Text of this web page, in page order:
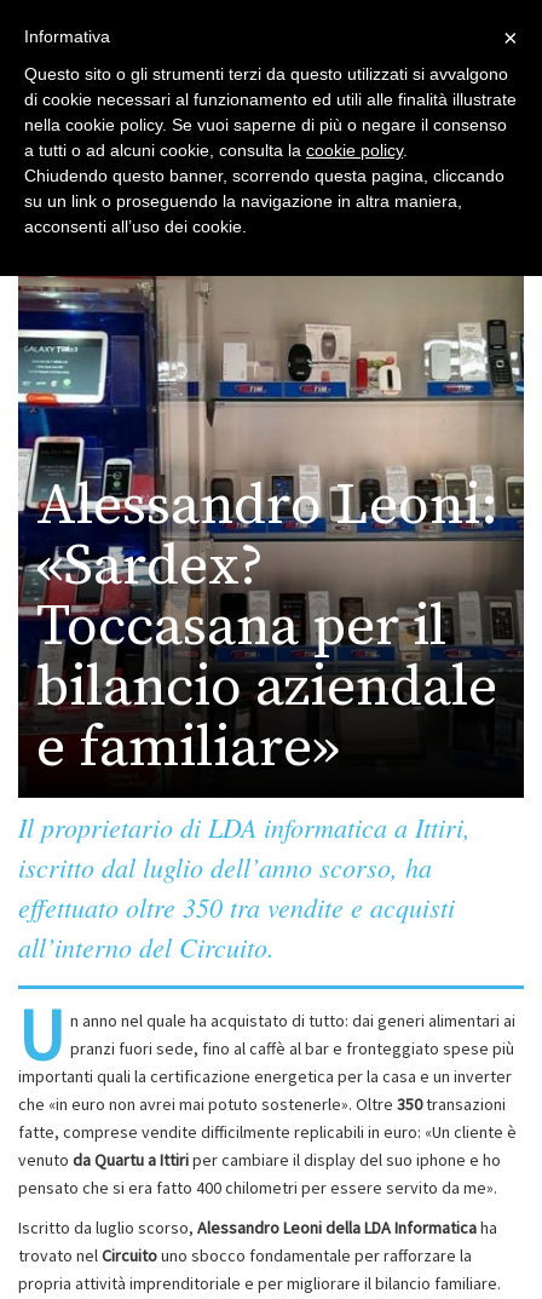
Toggle
Toggle
navigation
Alessandro Leoni:
«Sardex?
Toccasana per il
bilancio aziendale
e familiare»
Il proprietario di LDA informatica a Ittiri,
iscritto dal luglio dell’anno scorso, ha
effettuato oltre 350 tra vendite e acquisti
all’interno del Circuito.
U n anno nel quale ha acquistato di tutto: dai generi alimentari ai
pranzi fuori sede, fino al caffè al bar e fronteggiato spese più
importanti quali la certificazione energetica per la casa e un inverter
che «in euro non avrei mai potuto sostenerle». Oltre 350transazioni
fatte, comprese vendite difficilmente replicabili in euro: «Un cliente è
venuto da Quartu a Ittiriper cambiare il display del suo iphone e ho
pensato che si era fatto 400 chilometri per essere servito da me».
Iscritto da luglio scorso, Alessandro Leoni della LDA Informaticaha
trovato nelCircuitouno sbocco fondamentale per rafforzare la
propria attività imprenditoriale e per migliorare il bilancio familiare.
×
Informativa
Questo sito o gli strumenti terzi da questo utilizzati si avvalgono
di cookie necessari al funzionamento ed utili alle finalità illustrate
nella cookie policy. Se vuoi saperne di più o negare il consenso
a tutti o ad alcuni cookie, consulta la cookie policy.
Chiudendo questo banner, scorrendo questa pagina, cliccando
su un link o proseguendo la navigazione in altra maniera,
acconsenti all’uso dei cookie.